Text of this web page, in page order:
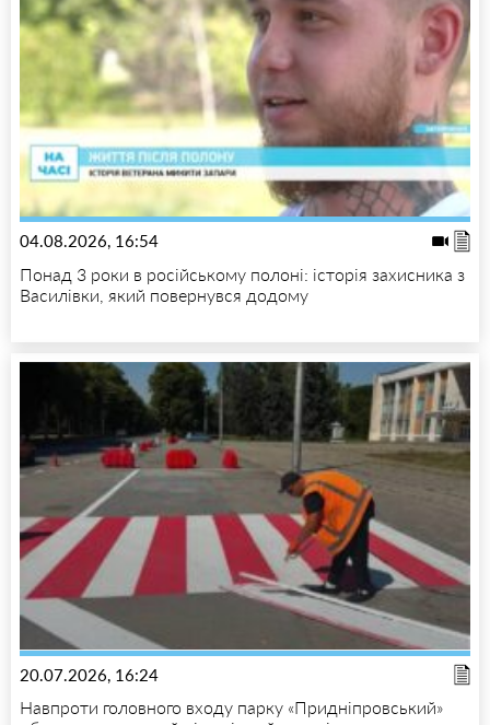
04.08.2026, 16:54
Понад 3 роки в російському полоні: історія захисника з
Василівки, який повернувся додому
20.07.2026, 16:24
Навпроти головного входу парку «Придніпровський»